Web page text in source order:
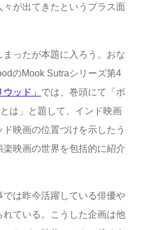
が出てきたというプラス面
ったが本題に入ろう。おな
のMook Sutraシリーズ第4
ッド」 では、巻頭にて「ボ
は」と題して、インド映画
映画の位置づけを示したう
楽映画の世界を包括的に紹介
では昨今活躍している俳優や
ている。こうした企画は他